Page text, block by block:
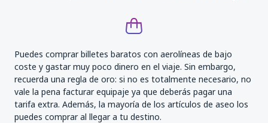
Puedes comprar billetes baratos con aerolíneas de bajo
coste y gastar muy poco dinero en el viaje. Sin embargo,
recuerda una regla de oro: si no es totalmente necesario, no
vale la pena facturar equipaje ya que deberás pagar una
tarifa extra. Además, la mayoría de los artículos de aseo los
puedes comprar al llegar a tu destino.